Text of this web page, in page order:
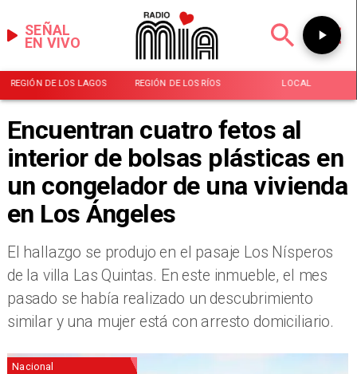
EN VIVO
SEÑAL
REGIÓN DE LOS LAGOS REGIÓN DE LOS RÍOS LOCAL
Encuentran cuatro fetos al
interior de bolsas plásticas en
un congelador de una vivienda
en Los Ángeles
El hallazgo se produjo en el pasaje Los Nísperos
de la villa Las Quintas. En este inmueble, el mes
pasado se había realizado un descubrimiento
similar y una mujer está con arresto domiciliario.
Nacional